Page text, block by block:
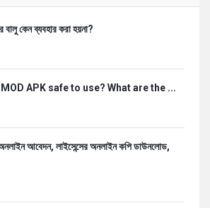
বালু কেন ব্যবহার করা হয়না?
APK safe to use? What are the ...
অনলাইন আবেদন, লাইসেন্সের অনলাইন কপি ডাউনলোড,